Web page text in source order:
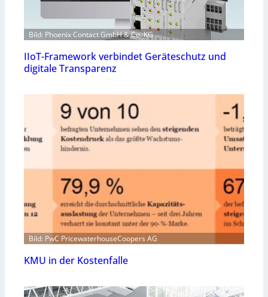
Bild: Phoenix Contact GmbH & Co. KG
IIoT-Framework verbindet Geräteschutz und
digitale Transparenz
Bild: PwC PricewaterhouseCoopers AG
KMU in der Kostenfalle